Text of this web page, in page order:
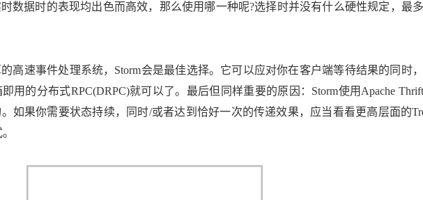
数据时的表现均出色而高效，那么使用哪一种呢?选择时并没有什么硬性规定，最
高速事件处理系统，Storm会是最佳选择。它可以应对你在客户端等待结果的同时
用的分布式RPC(DRPC)就可以了。最后但同样重要的原因：Storm使用Apache
如果你需要状态持续，同时/或者达到恰好一次的传递效果，应当看看更高层面的